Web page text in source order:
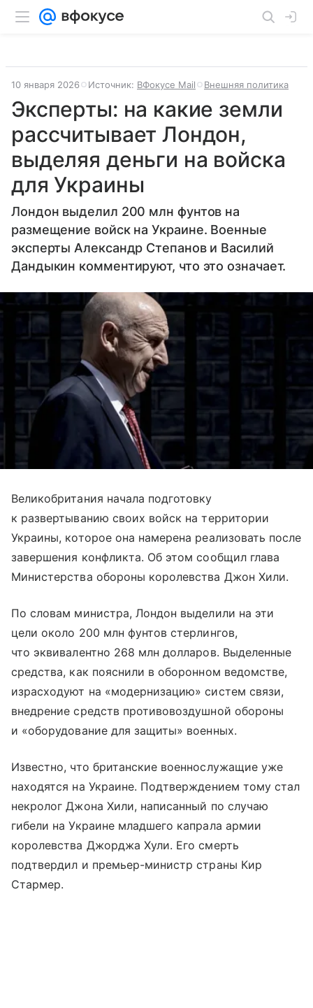
10 января 2026 Источник: ВФокусе Mail Внешняя политика
Эксперты: на какие земли
рассчитывает Лондон,
выделяя деньги на войска
для Украины
Лондон выделил 200 млн фунтов на
размещение войск на Украине. Военные
эксперты Александр Степанов и Василий
Дандыкин комментируют, что это означает.
Великобритания начала подготовку
к развертыванию своих войск на территории
Украины, которое она намерена реализовать после
завершения конфликта. Об этом сообщил глава
Министерства обороны королевства Джон Хили.
По словам министра, Лондон выделили на эти
цели около 200 млн фунтов стерлингов,
что эквивалентно 268 млн долларов. Выделенные
средства, как пояснили в оборонном ведомстве,
израсходуют на «модернизацию» систем связи,
внедрение средств противовоздушной обороны
и «оборудование для защиты» военных.
Известно, что британские военнослужащие уже
находятся на Украине. Подтверждением тому стал
некролог Джона Хили, написанный по случаю
гибели на Украине младшего капрала армии
королевства Джорджа Хули. Его смерть
подтвердил и премьер-министр страны Кир
Стармер.